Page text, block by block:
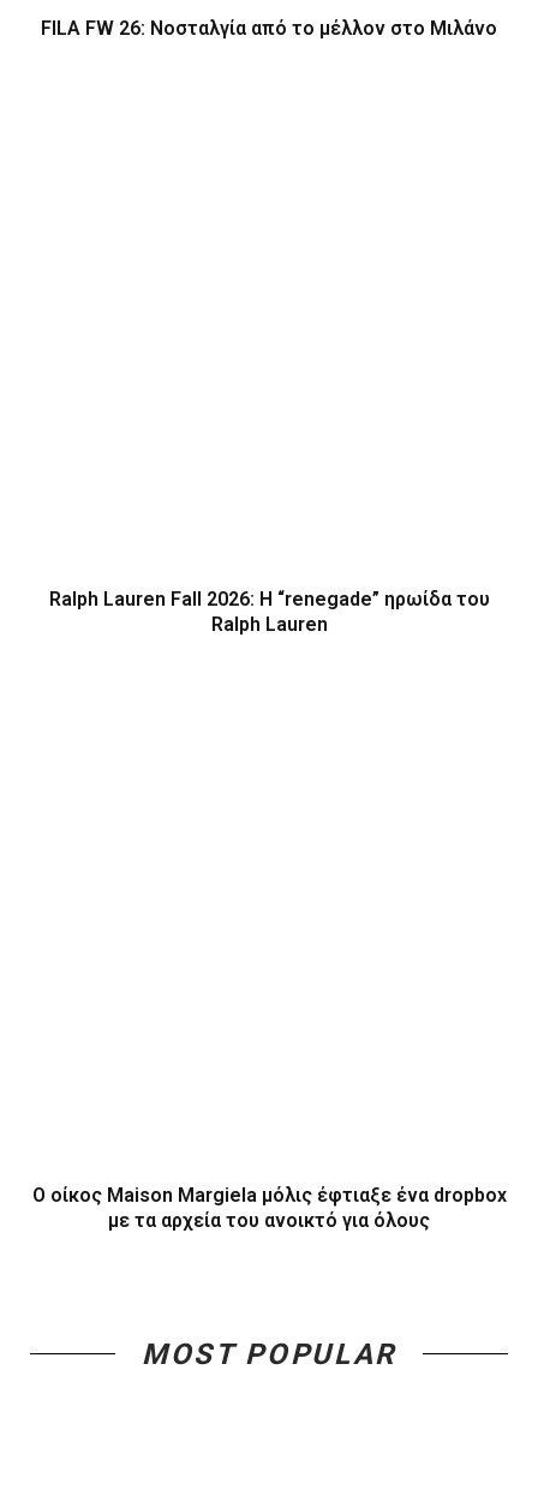
FILA FW 26: Νοσταλγία από το μέλλον στο Μιλάνο
Ralph Lauren Fall 2026: Η “renegade” ηρωίδα του
Ralph Lauren
Ο οίκος Maison Margiela μόλις έφτιαξε ένα dropbox
με τα αρχεία του ανοικτό για όλους
MOST POPULAR